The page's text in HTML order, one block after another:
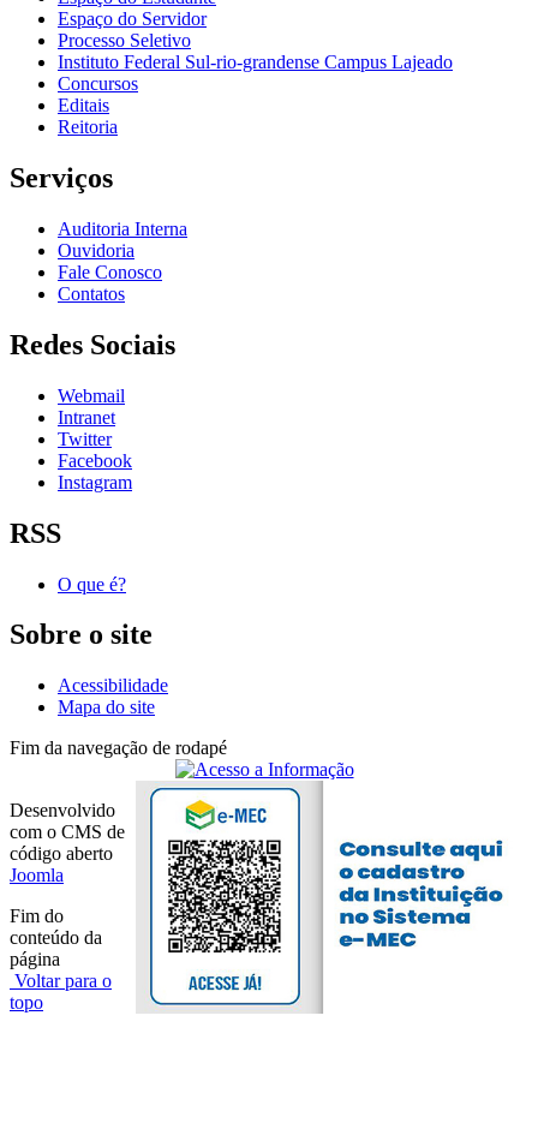
Espaço do Servidor
Processo Seletivo
Instituto Federal Sul-rio-grandense Campus Lajeado
Concursos
Editais
Reitoria
Serviços
Auditoria Interna
Ouvidoria
Fale Conosco
Contatos
Redes Sociais
Webmail
Intranet
Twitter
Facebook
Instagram
RSS
O que é?
Sobre o site
Acessibilidade
Mapa do site
Fim da navegação de rodapé
Desenvolvido
com o CMS de
código aberto
Joomla
Fim do
conteúdo da
página
Voltar para o
topo